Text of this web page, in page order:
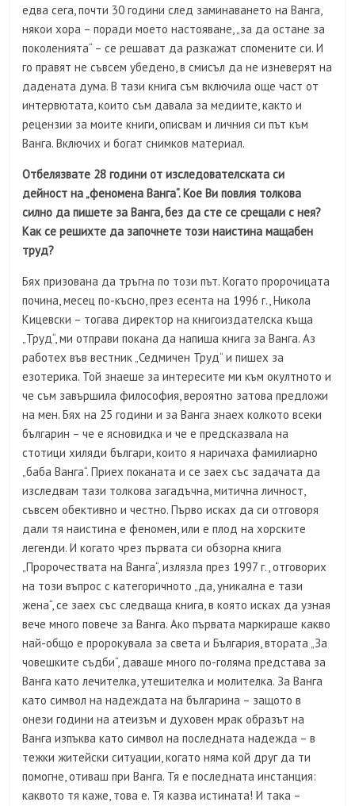
едва сега, почти 30 години след заминаването на Ванга,
някои хора – поради моето настояване, „за да остане за
поколенията“ – се решават да разкажат спомените си. И
го правят не съвсем убедено, в смисъл да не изневерят на
дадената дума. В тази книга съм включила още част от
интервютата, които съм давала за медиите, както и
рецензии за моите книги, описвам и личния си път към
Ванга. Включих и богат снимков материал.
Отбелязвате 28 години от изследователската си
дейност на „феномена Ванга“. Кое Ви повлия толкова
силно да пишете за Ванга, без да сте се срещали с нея?
Как се решихте да започнете този наистина мащабен
труд?
Бях призована да тръгна по този път. Когато пророчицата
почина, месец по-късно, през есента на 1996 г., Никола
Кицевски – тогава директор на книгоиздателска къща
„Труд“, ми отправи покана да напиша книга за Ванга. Аз
работех във вестник „Седмичен Труд“ и пишех за
езотерика. Той знаеше за интересите ми към окултното и
че съм завършила философия, вероятно затова предложи
на мен. Бях на 25 години и за Ванга знаех колкото всеки
българин – че е ясновидка и че е предсказвала на
стотици хиляди българи, които я наричаха фамилиарно
„баба Ванга“. Приех поканата и се заех със задачата да
изследвам тази толкова загадъчна, митична личност,
съвсем обективно и честно. Първо исках да си отговоря
дали тя наистина е феномен, или е плод на хорските
легенди. И когато чрез първата си обзорна книга
„Пророчествата на Ванга“, излязла през 1997 г., отговорих
на този въпрос с категоричното „да, уникална е тази
жена“, се заех със следваща книга, в която исках да узная
вече много повече за Ванга. Ако първата маркираше какво
най-общо е пророкувала за света и България, втората „За
човешките съдби“, даваше много по-голяма представа за
Ванга като лечителка, утешителка и молителка. За Ванга
като символ на надеждата на българина – защото в
онези години на атеизъм и духовен мрак образът на
Ванга изпъква като символ на последната надежда – в
тежки житейски ситуации, когато няма кой друг да ти
помогне, отиваш при Ванга. Тя е последната инстанция:
каквото тя каже, това е. Тя казва истината! И така –